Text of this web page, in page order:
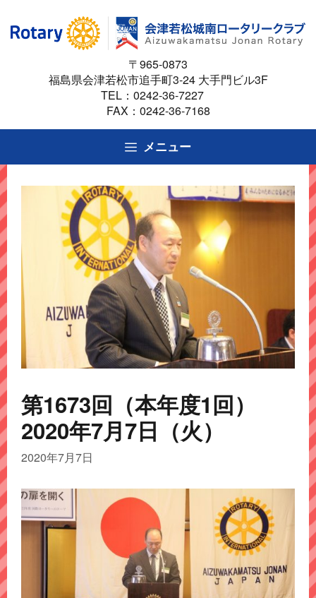
ス
ッ
プ
〒965-0873
福島県会津若松市追手町3-24 大手門ビル3F
TEL： 0242-36-7227
FAX：0242-36-7168
メニュー
第1673回（本年度1回）
2020年7月7日（火）
2020年7月7日